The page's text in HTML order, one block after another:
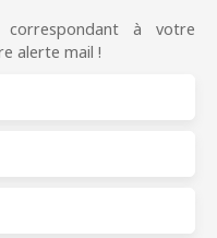
à votre
alerte mail !